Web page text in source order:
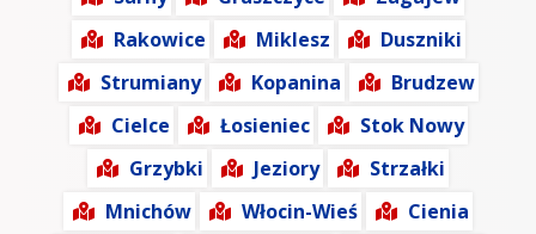
Rakowice
Miklesz
Duszniki
Strumiany
Kopanina
Brudzew
Cielce
Łosieniec
Stok Nowy
Grzybki
Jeziory
Strzałki
Mnichów
Włocin-Wieś
Cienia